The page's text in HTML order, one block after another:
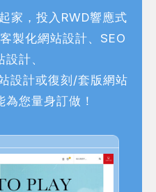
家，投入RWD響應式
製化網站設計、SEO
計、
設計或復刻/套版網站
您量身訂做！